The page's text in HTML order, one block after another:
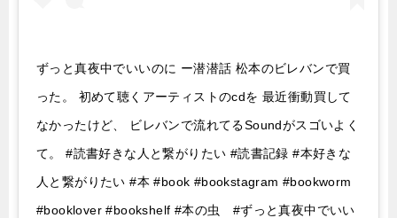
ずっと真夜中でいいのに ー潜潜話 松本のビレバンで買
った。 初めて聴くアーティストのcdを 最近衝動買して
なかったけど、 ビレバンで流れてるSoundがスゴいよく
て。 #読書好きな人と繋がりたい #読書記録 #本好きな
人と繋がりたい #本 #book #bookstagram #bookworm
#booklover #bookshelf #本の虫 #ずっと真夜中でいい